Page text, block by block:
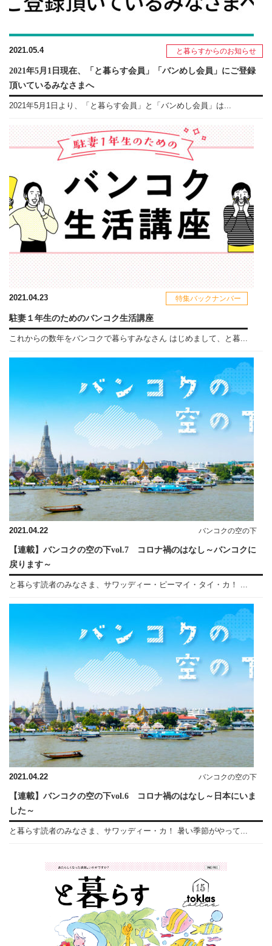
2021.05.4 と暮らすからのお知らせ
2021年5月1日現在、「と暮らす会員」「バンめし会員」にご登録
頂いているみなさまへ
2021年5月1日より、「と暮らす会員」と「バンめし会員」は...
2021.04.23 特集バックナンバー
駐妻１年生のためのバンコク生活講座
これからの数年をバンコクで暮らすみなさん はじめまして、と暮...
2021.04.22 バンコクの空の下
【連載】バンコクの空の下vol.7 コロナ禍のはなし～バンコクに
戻ります～
と暮らす読者のみなさま、サワッディー・ピーマイ・タイ・カ！ ...
2021.04.22 バンコクの空の下
【連載】バンコクの空の下vol.6 コロナ禍のはなし～日本にいま
した～
と暮らす読者のみなさま、サワッディー・カ！ 暑い季節がやって...